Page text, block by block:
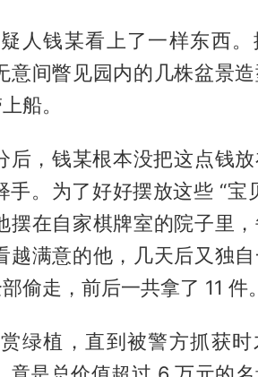
人钱某看上了一样东西。
间瞥见园内的几株盆景造
船。
，钱某根本没把这点钱放
。为了好好摆放这些 “宝
摆在自家棋牌室的院子里
满意的他，几天后又独
偷走，前后一共拿了 11 件。
绿植，直到被警方抓获时